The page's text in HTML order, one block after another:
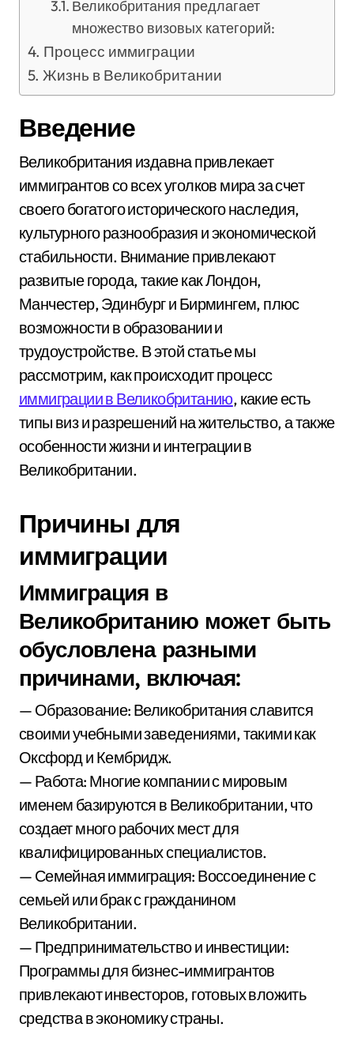
Великобритания предлагает
множество визовых категорий:
Процесс иммиграции
Жизнь в Великобритании
Введение
Великобритания издавна привлекает
иммигрантов со всех уголков мира за счет
своего богатого исторического наследия,
культурного разнообразия и экономической
стабильности. Внимание привлекают
развитые города, такие как Лондон,
Манчестер, Эдинбург и Бирмингем, плюс
возможности в образовании и
трудоустройстве. В этой статье мы
рассмотрим, как происходит процесс
иммиграции в Великобританию, какие есть
типы виз и разрешений на жительство, а также
особенности жизни и интеграции в
Великобритании.
Причины для
иммиграции
Иммиграция в
Великобританию может быть
обусловлена разными
причинами, включая:
— Образование: Великобритания славится
своими учебными заведениями, такими как
Оксфорд и Кембридж.
— Работа: Многие компании с мировым
именем базируются в Великобритании, что
создает много рабочих мест для
квалифицированных специалистов.
— Семейная иммиграция: Воссоединение с
семьей или брак с гражданином
Великобритании.
— Предпринимательство и инвестиции:
Программы для бизнес-иммигрантов
привлекают инвесторов, готовых вложить
средства в экономику страны.